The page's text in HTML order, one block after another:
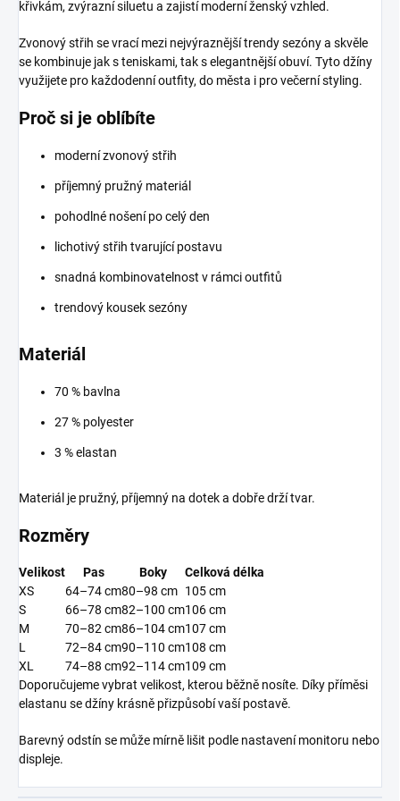
křivkám, zvýrazní siluetu a zajistí moderní ženský vzhled.
Zvonový střih se vrací mezi nejvýraznější trendy sezóny a skvěle
se kombinuje jak s teniskami, tak s elegantnější obuví. Tyto džíny
využijete pro každodenní outfity, do města i pro večerní styling.
Proč si je oblíbíte
moderní zvonový střih
příjemný pružný materiál
pohodlné nošení po celý den
lichotivý střih tvarující postavu
snadná kombinovatelnost v rámci outfitů
trendový kousek sezóny
Materiál
70 % bavlna
27 % polyester
3 % elastan
Materiál je pružný, příjemný na dotek a dobře drží tvar.
Rozměry
Velikost Pas Boky
Celková délka
XS
64–74 cm80–98 cm 105 cm
S
66–78 cm82–100 cm106 cm
M
70–82 cm86–104 cm107 cm
L
72–84 cm90–110 cm108 cm
XL
74–88 cm92–114 cm109 cm
Doporučujeme vybrat velikost, kterou běžně nosíte. Díky příměsi
elastanu se džíny krásně přizpůsobí vaší postavě.
Barevný odstín se může mírně lišit podle nastavení monitoru nebo
displeje.